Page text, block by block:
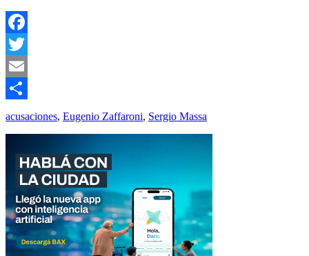
Facebook
Twitter
Email
Compartir
acusaciones, Eugenio Zaffaroni, Sergio Massa